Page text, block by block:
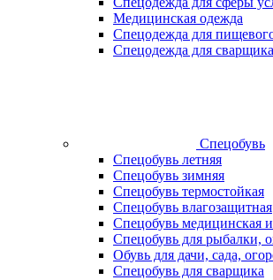
Медицинская одежда
Спецодежда для
Спецодежда для сварщика
Спецобувь
Спецобувь летняя
Спецобувь зимняя
Спецобувь термостойкая
Спецобувь влагозащитная
Спецобувь медицинская
Спецобувь для рыбалки,
Обувь для дачи, сада,
Спецобувь для сварщика